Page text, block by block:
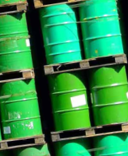
Gaz « naturel
enfumage
Mode : une
destructrice
Gaz au
violence
Nos autres